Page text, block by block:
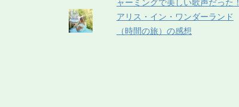
アリス・イン・ワンダーランド
（時間の旅）の感想